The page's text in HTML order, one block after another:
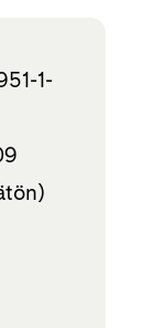
1-